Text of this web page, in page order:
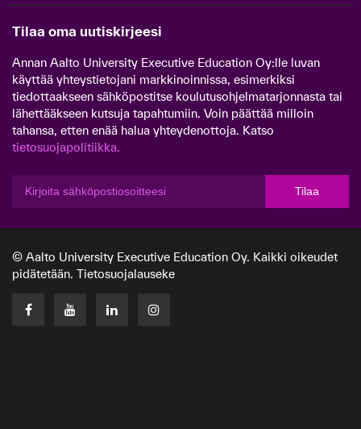
Tilaa oma uutiskirjeesi
Annan Aalto University Executive Education Oy:lle luvan
käyttää yhteystietojani markkinoinnissa, esimerkiksi
tiedottaakseen sähköpostitse koulutusohjelmatarjonnasta tai
lähettääkseen kutsuja tapahtumiin. Voin päättää milloin
tahansa, etten enää halua yhteydenottoja. Katso
tietosuojapolitiikka.
Tilaa
© Aalto University Executive Education Oy. Kaikki oikeudet
pidätetään. Tietosuojalauseke